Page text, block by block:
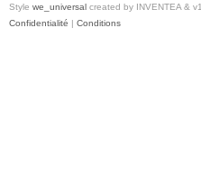
Style we_universal created by INVENTEA &
Confidentialité | Conditions